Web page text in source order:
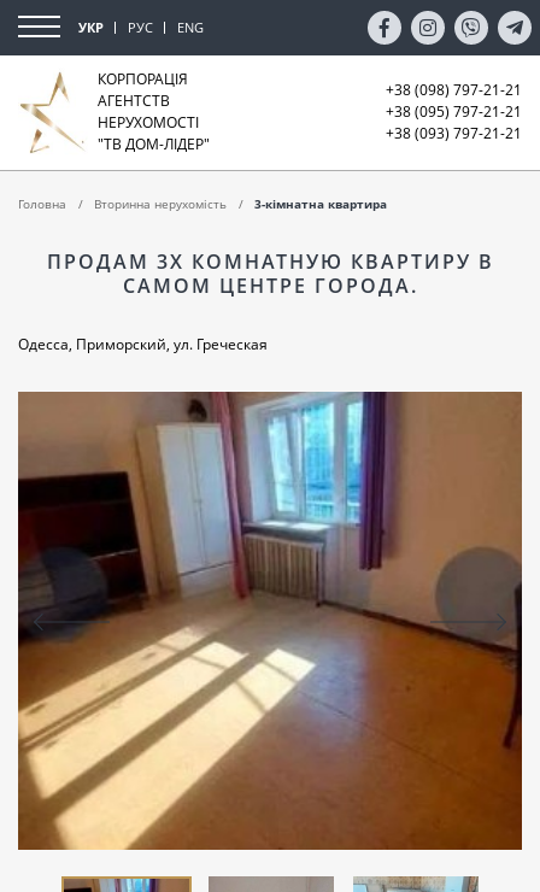
УКР РУС ENG
КОРПОРАЦІЯ
АГЕНТСТВ
НЕРУХОМОСТІ
"ТВ ДОМ-ЛІДЕР"
+38 (098) 797-21-21
+38 (095) 797-21-21
+38 (093) 797-21-21
Головна Вторинна нерухомість 3-кімнатна квартира
ПРОДАМ 3Х КОМНАТНУЮ КВАРТИРУ В
САМОМ ЦЕНТРЕ ГОРОДА.
Одесса, Приморский, ул. Греческая